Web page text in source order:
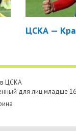
ЦСКА —
ЦСКА
для лиц младше